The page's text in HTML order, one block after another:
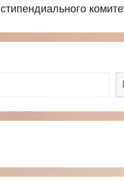
стипендиального